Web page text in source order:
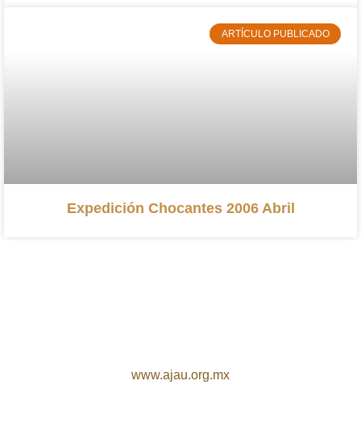
ARTÍCULO PUBLICADO
Expedición Chocantes 2006 Abril
www.ajau.org.mx